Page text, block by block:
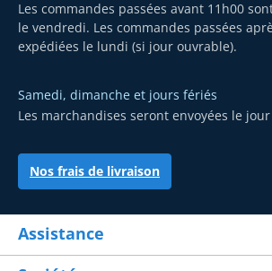
Les commandes passées avant 11h00
le vendredi. Les commandes passées
expédiées le lundi (si jour ouvrable).
Samedi, dimanche et jours fériés
Les marchandises seront envoyées le
Nos frais de livraison
Assistance